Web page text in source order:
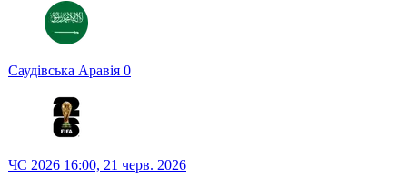
Саудівська Аравія 0
ЧС 2026 16:00, 21 черв. 2026